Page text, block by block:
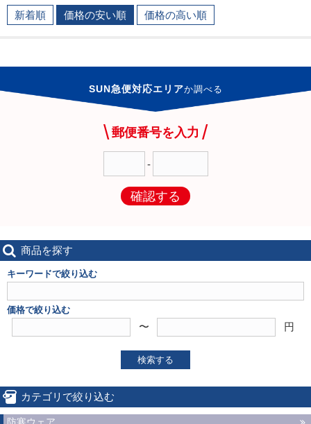
新着順
価格の安い順 価格の高い順
SUN急便対応エリアか調べる
郵便番号を入力
-
確認する
商品を探す
キーワードで絞り込む
価格で絞り込む
〜 円
検索する
カテゴリで絞り込む